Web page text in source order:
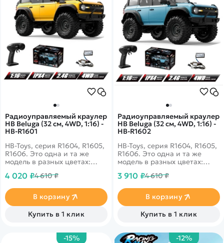
Радиоуправляемый краулер
HB Beluga (32 см, 4WD, 1:16) -
HB-R1601
HB-Toys, серия R1604, R1605,
R1606. Это одна и та же
модель в разных цветах:
зеленый (R1605) и
4 020 ₽4 610 ₽
В корзину
Купить в 1 клик
Радиоуправляемый краулер
HB Beluga (32 см, 4WD, 1:16) -
HB-R1602
HB-Toys, серия R1604, R1605,
R1606. Это одна и та же
модель в разных цветах:
зеленый (R1605) и
3 910 ₽4 610 ₽
В корзину
Купить в 1 клик
-15% -12%